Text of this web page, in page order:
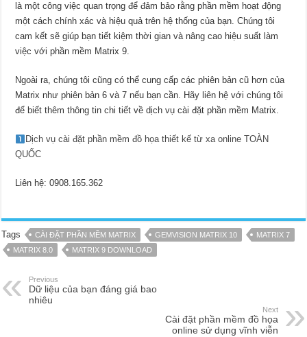
là một công việc quan trọng để đảm bảo rằng phần mềm hoạt động
một cách chính xác và hiệu quả trên hệ thống của bạn. Chúng tôi
cam kết sẽ giúp bạn tiết kiệm thời gian và nâng cao hiệu suất làm
việc với phần mềm Matrix 9.
Ngoài ra, chúng tôi cũng có thể cung cấp các phiên bản cũ hơn của
Matrix như phiên bản 6 và 7 nếu bạn cần. Hãy liên hệ với chúng tôi
để biết thêm thông tin chi tiết về dịch vụ cài đặt phần mềm Matrix.
Dịch vụ cài đặt phần mềm đồ họa thiết kế từ xa online TOÀN
QUỐC
Liên hệ: 0908.165.362
Tags CÀI ĐẶT PHẦN MỀM MATRIX GEMVISION MATRIX 10
MATRIX 7
MATRIX 8.0
MATRIX 9 DOWNLOAD
Previous
Dữ liệu của bạn đáng giá bao
nhiêu
Next
Cài đặt phần mềm đồ họa
online sử dụng vĩnh viễn